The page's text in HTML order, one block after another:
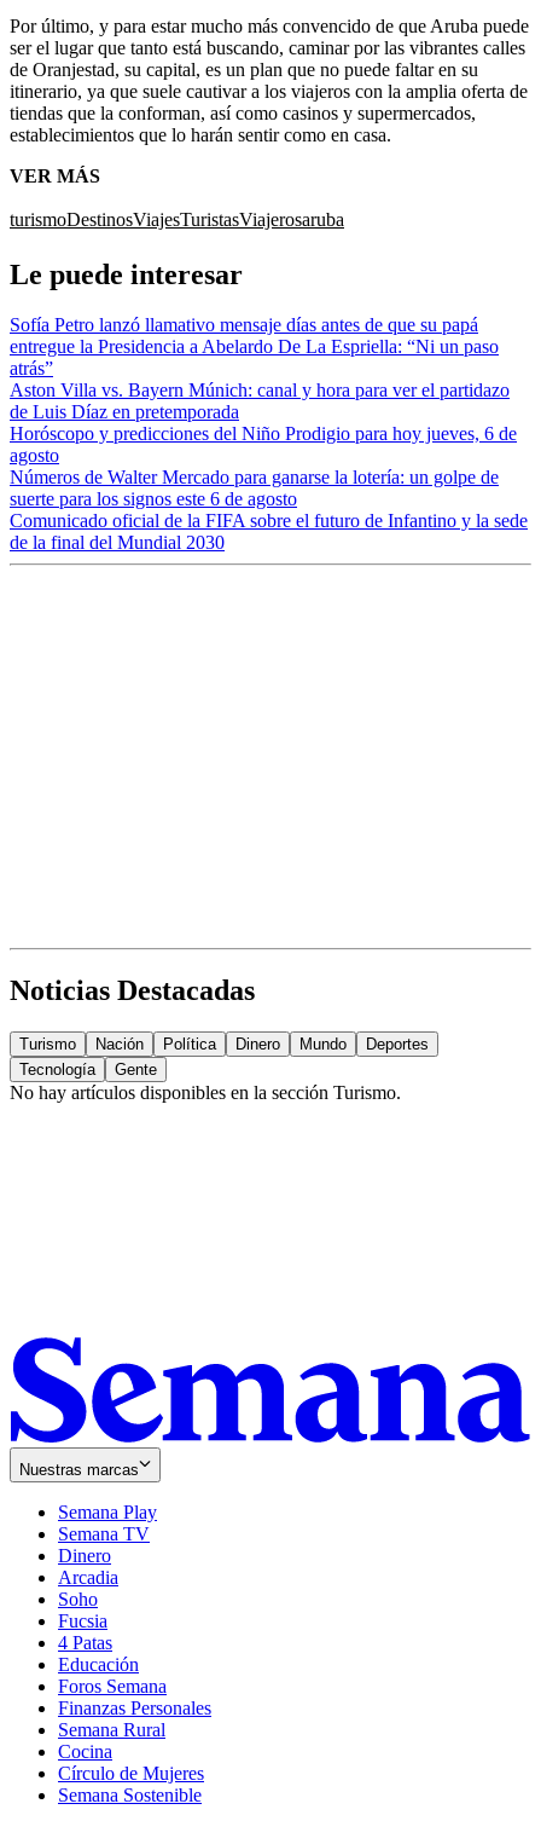
Por último, y para estar mucho más convencido de que Aruba puede
ser el lugar que tanto está buscando, caminar por las vibrantes calles
de Oranjestad, su capital, es un plan que no puede faltar en su
itinerario, ya que suele cautivar a los viajeros con la amplia oferta de
tiendas que la conforman, así como casinos y supermercados,
establecimientos que lo harán sentir como en casa.
VER MÁS
turismoDestinosViajesTuristasViajerosaruba
Le puede interesar
Sofía Petro lanzó llamativo mensaje días antes de que su papá
entregue la Presidencia a Abelardo De La Espriella: “Ni un paso
atrás”
Aston Villa vs. Bayern Múnich: canal y hora para ver el partidazo
de Luis Díaz en pretemporada
Horóscopo y predicciones del Niño Prodigio para hoy jueves, 6 de
agosto
Números de Walter Mercado para ganarse la lotería: un golpe de
suerte para los signos este 6 de agosto
Comunicado oficial de la FIFA sobre el futuro de Infantino y la sede
de la final del Mundial 2030
Noticias Destacadas
Turismo Nación Política Dinero Mundo
Deportes
Tecnología
Gente
No hay artículos disponibles en la sección Turismo.
Nuestras marcas
Semana Play
Semana TV
Dinero
Arcadia
Soho
in
new
window
Fucsia
in
new
window
4 Patas
Educación
Foros Semana
Finanzas Personales
Semana Rural
Cocina
Círculo de Mujeres
Semana Sostenible